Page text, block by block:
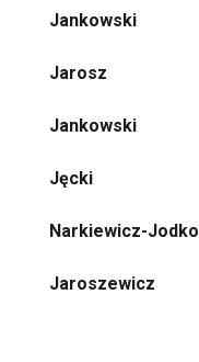
Jankowski
Jarosz
Jankowski
Jęcki
Narkiewicz-Jodko
Jaroszewicz